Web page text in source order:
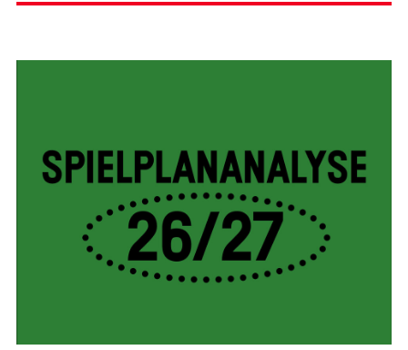
Staatsoper Stuttgart
Opernhaus
First performance this season
Turandot